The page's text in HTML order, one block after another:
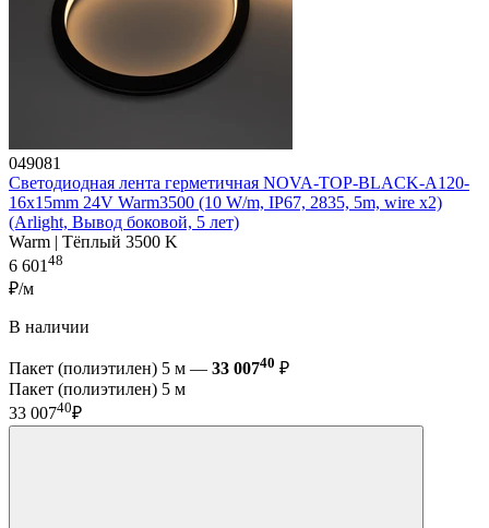
049081
Светодиодная лента герметичная NOVA-TOP-BLACK-A120-
16x15mm 24V Warm3500 (10 W/m, IP67, 2835, 5m, wire x2)
(Arlight, Вывод боковой, 5 лет)
Warm | Тёплый 3500 K
6 601 48
₽/м
В наличии
Пакет (полиэтилен) 5 м — 33 00740 ₽
Пакет (полиэтилен) 5 м
33 00740₽